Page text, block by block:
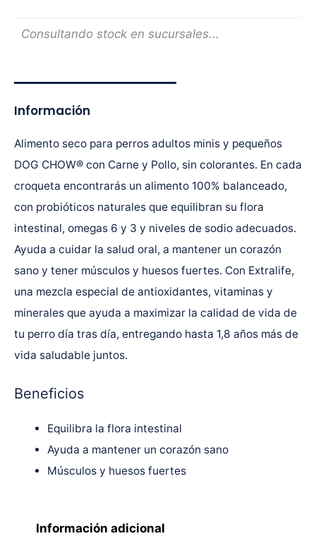
Consultando stock en sucursales...
Información
Alimento seco para perros adultos minis y pequeños
DOG CHOW® con Carne y Pollo, sin colorantes. En cada
croqueta encontrarás un alimento 100% balanceado,
con probióticos naturales que equilibran su flora
intestinal, omegas 6 y 3 y niveles de sodio adecuados.
Ayuda a cuidar la salud oral, a mantener un corazón
sano y tener músculos y huesos fuertes. Con Extralife,
una mezcla especial de antioxidantes, vitaminas y
minerales que ayuda a maximizar la calidad de vida de
tu perro día tras día, entregando hasta 1,8 años más de
vida saludable juntos.
Beneficios
Equilibra la flora intestinal
Ayuda a mantener un corazón sano
Músculos y huesos fuertes
Información adicional